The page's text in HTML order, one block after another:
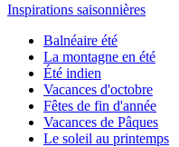
Inspirations saisonnières
Balnéaire été
La montagne en été
Été indien
Vacances d'octobre
Fêtes de fin d'année
Vacances de Pâques
Le soleil au printemps